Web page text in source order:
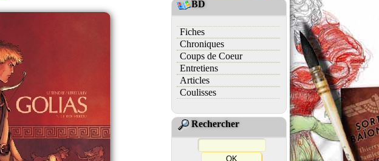
BD
Fiches
Chroniques
Coups de Coeur
Entretiens
Articles
Coulisses
Rechercher